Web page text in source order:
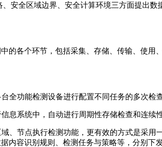
安全区域边界、安全计算环境三方面提出
的各个环节，包括采集、存储、传输、使
全功能检测设备进行配置不同任务的多次检查
息系统中，自动进行周期性存储检查和连续
、节点执行检测功能，更有效的方式是采
内容识别规则、检测任务与策略等，分别